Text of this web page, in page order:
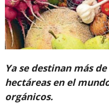
Ya se destinan más
hectáreas en el
orgánicos.